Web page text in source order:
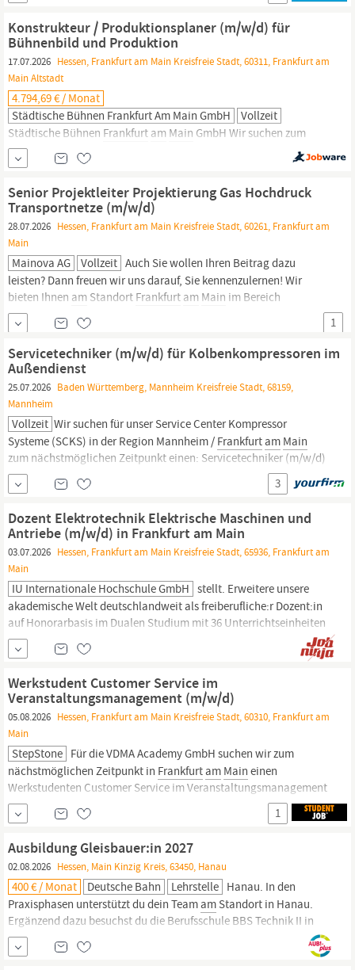
Jahren Erfahrung in der...
Konstrukteur / Produktionsplaner (m/w/d) für
Bühnenbild und Produktion
17.07.2026 Hessen, Frankfurt am Main Kreisfreie Stadt, 60311, Frankfurt am
Main Altstadt
4.794,69 € / Monat
Städtische Bühnen Frankfurt Am Main GmbH
Vollzeit
Städtische Bühnen Frankfurt am Main GmbH Wir suchen zum
nächstmöglichen Zeitpunkt: einen Konstrukteur /
Produktionsplaner (m/w/d) für Bühnenbild und Produktion Wir
Frankfurt,die zur Aufgabe hat, Kunst und Kultur zu verbreiten und
zu fördern....
Senior Projektleiter Projektierung Gas Hochdruck
Transportnetze (m/w/d)
28.07.2026 Hessen, Frankfurt am Main Kreisfreie Stadt, 60261, Frankfurt am
Main
Mainova AG Vollzeit Auch Sie wollen Ihren Beitrag dazu
leisten? Dann freuen wir uns darauf, Sie kennenzulernen! Wir
bieten Ihnen am Standort Frankfurt am Main im Bereich
Rohrnetze die Position: Senior Projektleiter Projektierung Gas
Hochdruck Transportnetze (m/w/d) Projektleitung: Sie
übernehmen die ganzheitliche Leitung...
1
Servicetechniker (m/w/d) für Kolbenkompressoren im
Außendienst
25.07.2026 Baden Württemberg, Mannheim Kreisfreie Stadt, 68159,
Mannheim
Vollzeit Wir suchen für unser Service Center Kompressor
Systeme (SCKS) in der Region Mannheim / Frankfurtam Main
zum nächstmöglichen Zeitpunkt einen: Servicetechniker (m/w/d)
für Kolbenkompressoren im Außendienst Wir sind Ein
erfolgreiches, unabhängiges Familienunternehmen mit über 85
3
Dozent Elektrotechnik Elektrische Maschinen und
Antriebe (m/w/d) in Frankfurt am Main
03.07.2026 Hessen, Frankfurt am Main Kreisfreie Stadt, 65936, Frankfurt am
Main
IU Internationale Hochschule GmbH stellt. Erweitere unsere
akademische Welt deutschlandweit als freiberufliche:r Dozent:in
auf Honorarbasis im Dualen Studium mit 36 Unterrichtseinheiten
ab dem Jetzt bewerben . Wähle zwischen einem unserer vakanten
Standorte:Frankfurt
oder München. Das erwartet Dich
Werkstudent Customer Service im
Veranstaltungsmanagement (m/w/d)
05.08.2026 Hessen, Frankfurt am Main Kreisfreie Stadt, 60310, Frankfurt am
Main
StepStone Für die VDMA Academy GmbH suchen wir zum
nächstmöglichen Zeitpunkt in Frankfurtam Main einen
Werkstudenten Customer Service im Veranstaltungsmanagement
(m/w/d) in Teilzeit (20 Std./Woche). Die VDMA Academy GmbH ist
ein Tochterunternehmen des VDMA. Sie ist die Weiterbildungs-
1
Ausbildung Gleisbauer:in 2027
02.08.2026 Hessen, Main Kinzig Kreis, 63450, Hanau
400 € / Monat Deutsche Bahn Lehrstelle Hanau. In den
Praxisphasen unterstützt du dein Teamam Standort in Hanau.
Ergänzend dazu besuchst du die Berufsschule BBS Technik II in
Ludwigshafen und unsere Ausbildungswerkstätten (1. Lehrjahr in
Frankfurt
am Main
, 2. und 3. Lehrjahr ebenfalls in Ludwigshafen).